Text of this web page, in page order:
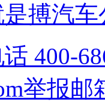
搏汽车
400-
举报邮